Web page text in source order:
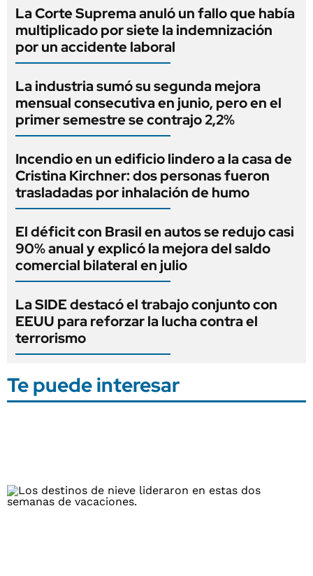
La Corte Suprema anuló un fallo que había
multiplicado por siete la indemnización
por un accidente laboral
La industria sumó su segunda mejora
mensual consecutiva en junio, pero en el
primer semestre se contrajo 2,2%
Incendio en un edificio lindero a la casa de
Cristina Kirchner: dos personas fueron
trasladadas por inhalación de humo
El déficit con Brasil en autos se redujo casi
90% anual y explicó la mejora del saldo
comercial bilateral en julio
La SIDE destacó el trabajo conjunto con
EEUU para reforzar la lucha contra el
terrorismo
Te puede interesar